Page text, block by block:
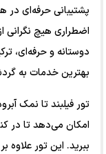
پشتیبانی حرفه‌ای
اضطراری هیچ نگرانی
دوستانه و حرفه‌ای،
بهترین خدمات به
تور فیلبند تا نمک
امکان می‌دهد تا در
ببرید. این تور